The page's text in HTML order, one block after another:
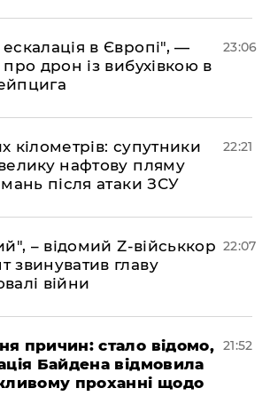
в Європі", —
дрон із вибухівкою в
23:06
кілометрів: супутники
нафтову пляму
після атаки ЗСУ
22:21
– відомий Z-військкор
звинуватив главу
війни
22:07
причин: стало відомо,
Байдена відмовила
проханні щодо
21:52